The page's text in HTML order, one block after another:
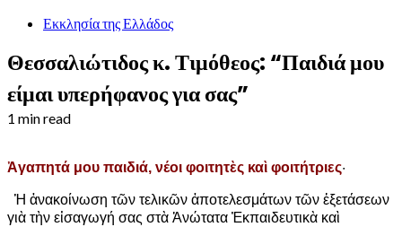
Εκκλησία της Ελλάδος
Θεσσαλιώτιδος κ. Τιμόθεος: “Παιδιά μου
είμαι υπερήφανος για σας”
1 min read
Ἀγαπητά μου παιδιά, νέοι φοιτητὲς καὶ φοιτήτριες·
Ἡ ἀνακοίνωση τῶν τελικῶν ἀποτελεσμάτων τῶν ἐξετάσεων
γιὰ τὴν εἰσαγωγή σας στὰ Ἀνώτατα Ἐκπαιδευτικὰ καὶ